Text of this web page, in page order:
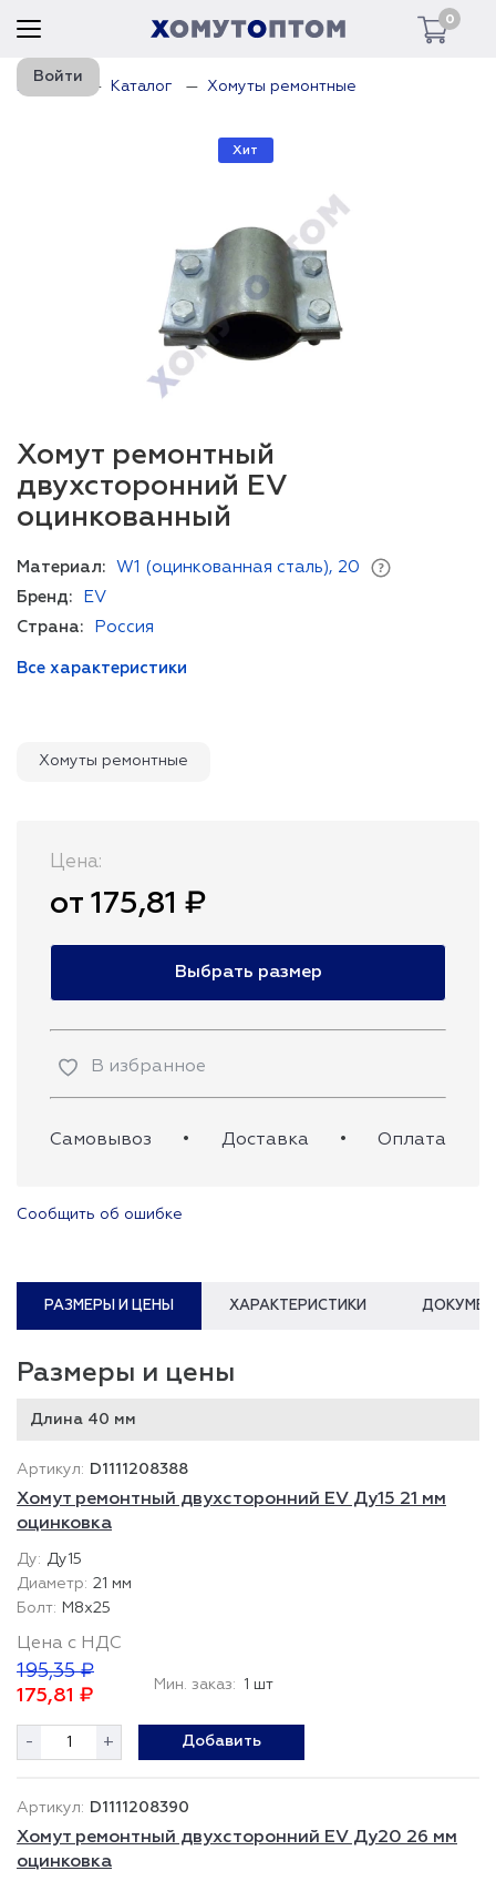
0
Войти
Главная Каталог Хомуты ремонтные
Хит
Хомут ремонтный
двухсторонний EV
оцинкованный
Материал:
W1 (оцинкованная сталь), 20
Бренд:
EV
Страна:
Россия
Все характеристики
Хомуты ремонтные
Цена:
от 175,81 ₽
Выбрать размер
В избранное
Самовывоз • Доставка • Оплата
Сообщить об ошибке
РАЗМЕРЫ И ЦЕНЫ ХАРАКТЕРИСТИКИ
Размеры и цены
Длина 40 мм
D1111208388
Хомут ремонтный двухсторонний EV Ду15 21 мм
оцинковка
Ду15
21 мм
М8х25
Цена с НДС
195,35 ₽
175,81 ₽
Мин. заказ: 1 шт
- + Добавить
D1111208390
Хомут ремонтный двухсторонний EV Ду20 26 мм
оцинковка